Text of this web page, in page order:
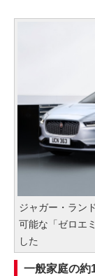
ジャガー・ラン
可能な「ゼロエ
した
一般家庭の約